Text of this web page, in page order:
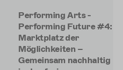
Zustimmen
Performing Arts -
Performing Future #4:
Marktplatz der
Möglichkeiten –
Gemeinsam nachhaltig